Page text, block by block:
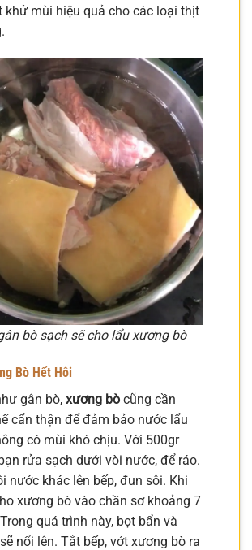
khử mùi hiệu quả cho các loại thịt
bò sạch sẽ cho lẩu xương bò
Bò Hết Hôi
gân bò, xương bò cũng cần
cẩn thận để đảm bảo nước lẩu
có mùi khó chịu. Với 500gr
rửa sạch dưới vòi nước, để ráo.
nước khác lên bếp, đun sôi. Khi
xương bò vào chần sơ khoảng 7
quá trình này, bọt bẩn và
nổi lên. Tắt bếp, vớt xương bò ra